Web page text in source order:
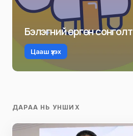
Бэлэгний өргөн сонголт
Цааш үзэх
ДАРАА НЬ УНШИХ